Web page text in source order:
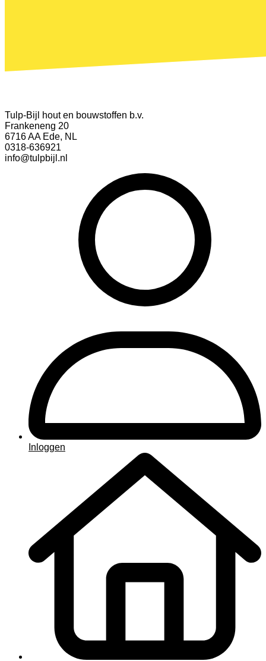
Tulp-Bijl hout en bouwstoffen b.v.
Frankeneng 20
6716 AA Ede, NL
0318-636921
info@tulpbijl.nl
Inloggen